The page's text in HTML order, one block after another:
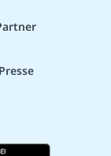
Presse